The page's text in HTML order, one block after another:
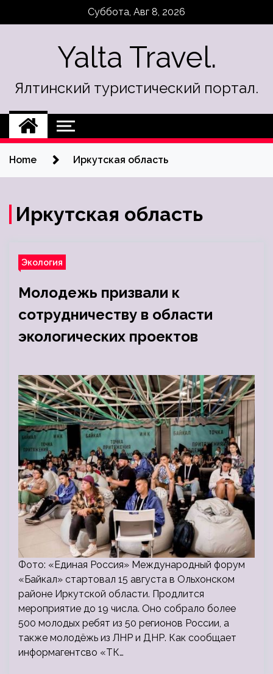
Суббота, Авг 8, 2026
Yalta Travel.
Ялтинский туристический портал.
Home Иркутская область
Иркутская область
Экология
Молодежь призвали к
сотрудничеству в области
экологических проектов
Фото: «Единая Россия» Международный форум
«Байкал» стартовал 15 августа в Ольхонском
районе Иркутской области. Продлится
мероприятие до 19 числа. Оно собрало более
500 молодых ребят из 50 регионов России, а
также молодёжь из ЛНР и ДНР. Как сообщает
информагентсво «ТК…